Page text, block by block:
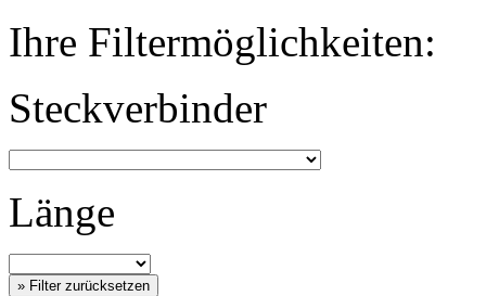
Ihre Filtermöglichkeiten:
Steckverbinder
Länge